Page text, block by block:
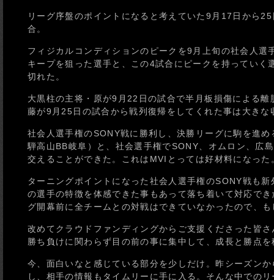
リーグ序盤のポイントになると考えていた9月17日から
合。
フィジカルコンディションのピークを9月上旬の社会人
キープを狙った選手と、この4試合にピークを持ってい
切れた。
大黒柱の主将・原が9月22日の試合で半月板損傷による
藤が9月25日の試合から戦列復帰をしてくれた事は大きな
社会人選手権のSONY戦に勝利し、決勝リーグに駒を進
騨高山BB岐阜）と、社会選手権でSONY、オムロン、広
交えることができた。これはMVIとっては好材料になった
ターニングポイントになった社会人選手権のSONY戦も
の選手の特徴を体感できた事もあって落ち着いて対応で
グ開幕前に全チームとの対戦はできていなかったので、
改めてクラウドファンディングからご支援くださった皆
勝ち負けに関わらず目の前の事に集中して、成長と勝点
今、面白いなと感じている部分を少しだけ。昨シーズン
し、相手の情報もタイムリーに手に入る。そんな中での